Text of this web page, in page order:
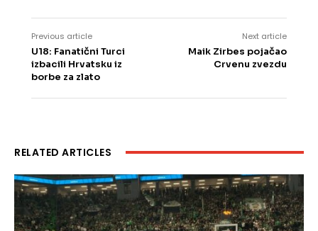
Previous article
U18: Fanatični Turci
izbacili Hrvatsku iz
borbe za zlato
Next article
Maik Zirbes pojačao
Crvenu zvezdu
RELATED ARTICLES